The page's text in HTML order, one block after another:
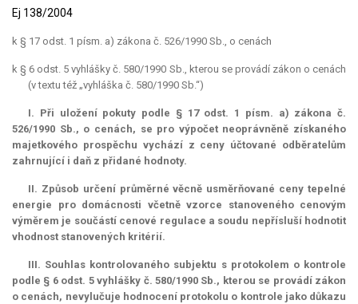
Ej 138/2004
k § 17 odst. 1 písm. a) zákona č. 526/1990 Sb., o cenách
k § 6 odst. 5 vyhlášky č. 580/1990 Sb., kterou se provádí zákon o cenách
(v textu též „vyhláška č. 580/1990 Sb.“)
I. Při uložení pokuty podle § 17 odst. 1 písm. a) zákona č.
526/1990 Sb., o cenách, se pro výpočet neoprávněně získaného
majetkového prospěchu vychází z ceny účtované odběratelům
zahrnující i daň z přidané hodnoty.
II. Způsob určení průměrné věcně usměrňované ceny tepelné
energie pro domácnosti včetně vzorce stanoveného cenovým
výměrem je součástí cenové regulace a soudu nepřísluší hodnotit
vhodnost stanovených kritérií.
III. Souhlas kontrolovaného subjektu s protokolem o kontrole
podle § 6 odst. 5 vyhlášky č. 580/1990 Sb., kterou se provádí zákon
o cenách, nevylučuje hodnocení protokolu o kontrole jako důkazu